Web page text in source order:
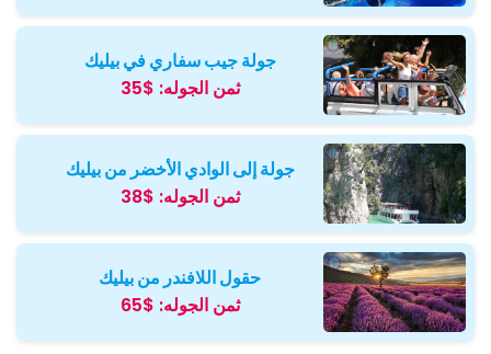
جولة جيب سفاري في بيليك
ثمن الجوله: $35
جولة إلى الوادي الأخضر من بيليك
ثمن الجوله: $38
حقول اللافندر من بيليك
ثمن الجوله: $65